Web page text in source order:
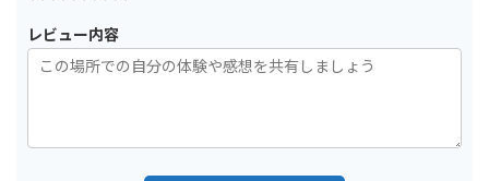
レビュー内容